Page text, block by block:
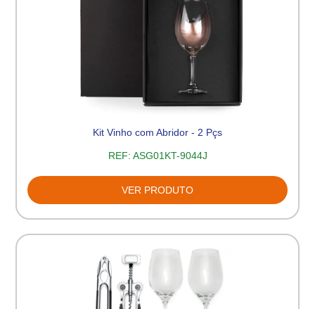
Kit Vinho com Abridor - 2 Pçs
REF: ASG01KT-9044J
VER PRODUTO